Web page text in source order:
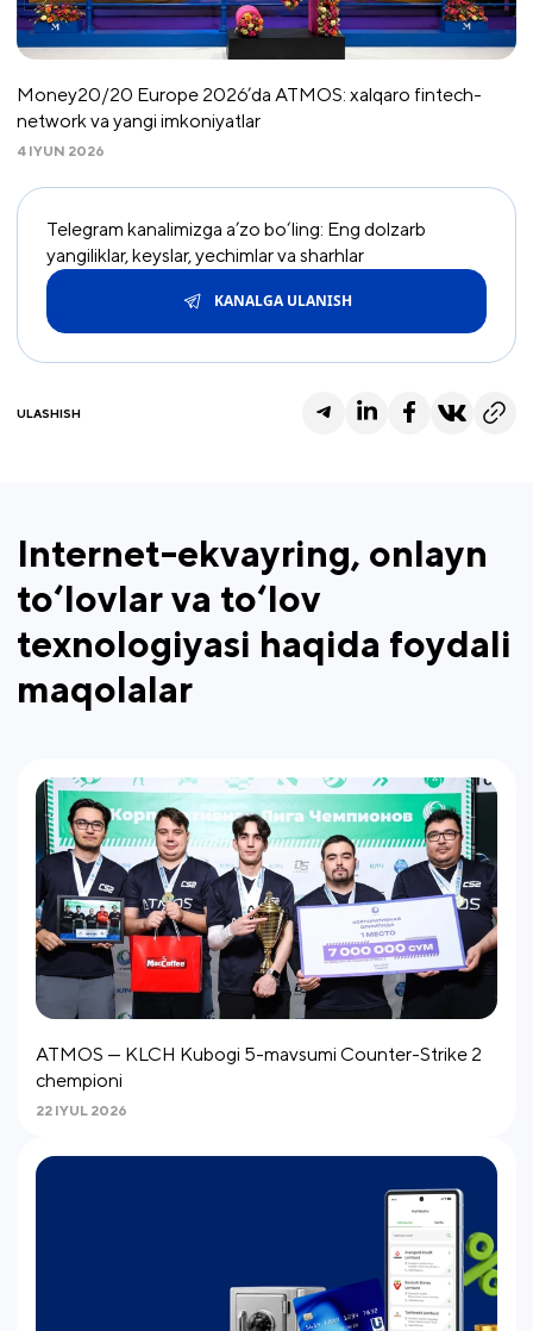
Money20/20 Europe 2026’da ATMOS: xalqaro fintech-
network va yangi imkoniyatlar
4 IYUN 2026
Telegram kanalimizga a’zo bo‘ling: Eng dolzarb
yangiliklar, keyslar, yechimlar va sharhlar
KANALGA ULANISH
ULASHISH
Internet-ekvayring, onlayn
to‘lovlar va to‘lov
texnologiyasi haqida foydali
maqolalar
ATMOS — KLCH Kubogi 5-mavsumi Counter-Strike 2
chempioni
22 IYUL 2026